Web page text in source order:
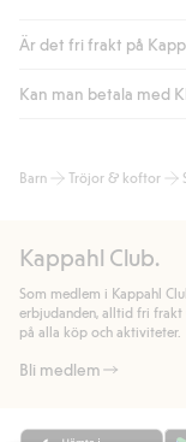
Är det fri frakt på
Är du medlem i
automatik efter du
handlar för.
Läs mer
Kan man betala med
bland annat faktura
allmänna villkor.
Läs mer
Barn Tröjor & koftor
Kappahl Club.
Som medlem i Kappahl
erbjudanden, alltid fri
på alla köp och aktiviteter.
Bli medlem